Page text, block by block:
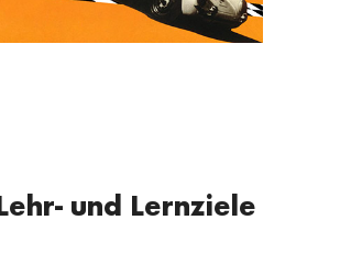
Lehr- und Lernziele